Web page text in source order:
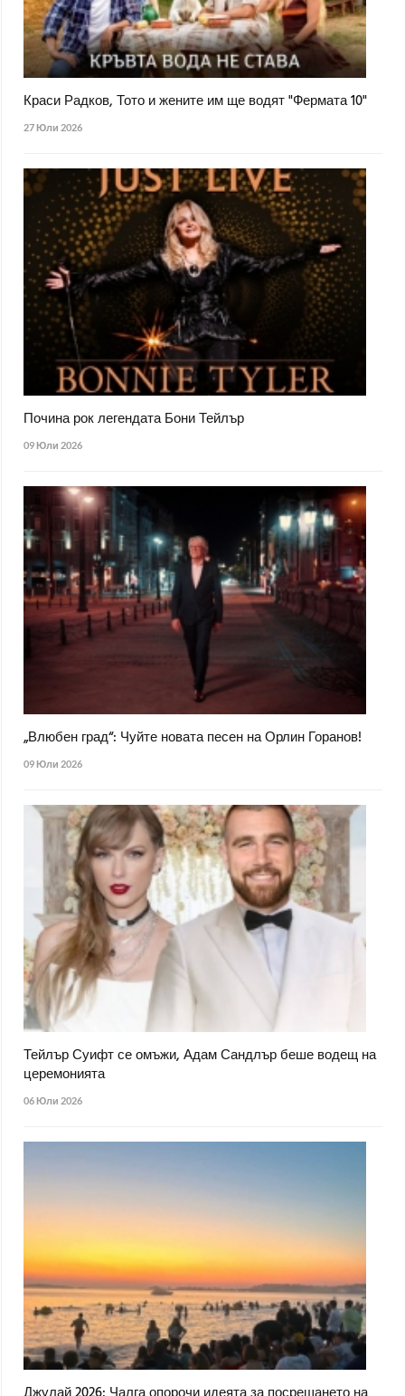
Краси Радков, Тото и жените им ще водят "Фермата 10"
27 Юли 2026
Почина рок легендата Бони Тейлър
09 Юли 2026
„Влюбен град“: Чуйте новата песен на Орлин Горанов!
09 Юли 2026
Тейлър Суифт се омъжи, Адам Сандлър беше водещ на
церемонията
06 Юли 2026